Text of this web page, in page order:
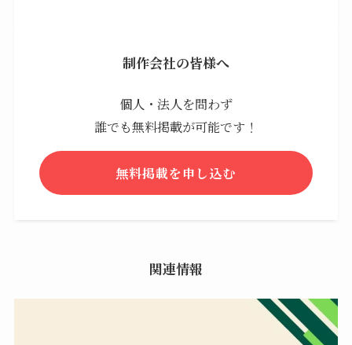
制作会社の皆様へ
個人・法人を問わず
誰でも無料掲載が可能です！
無料掲載を申し込む
関連情報